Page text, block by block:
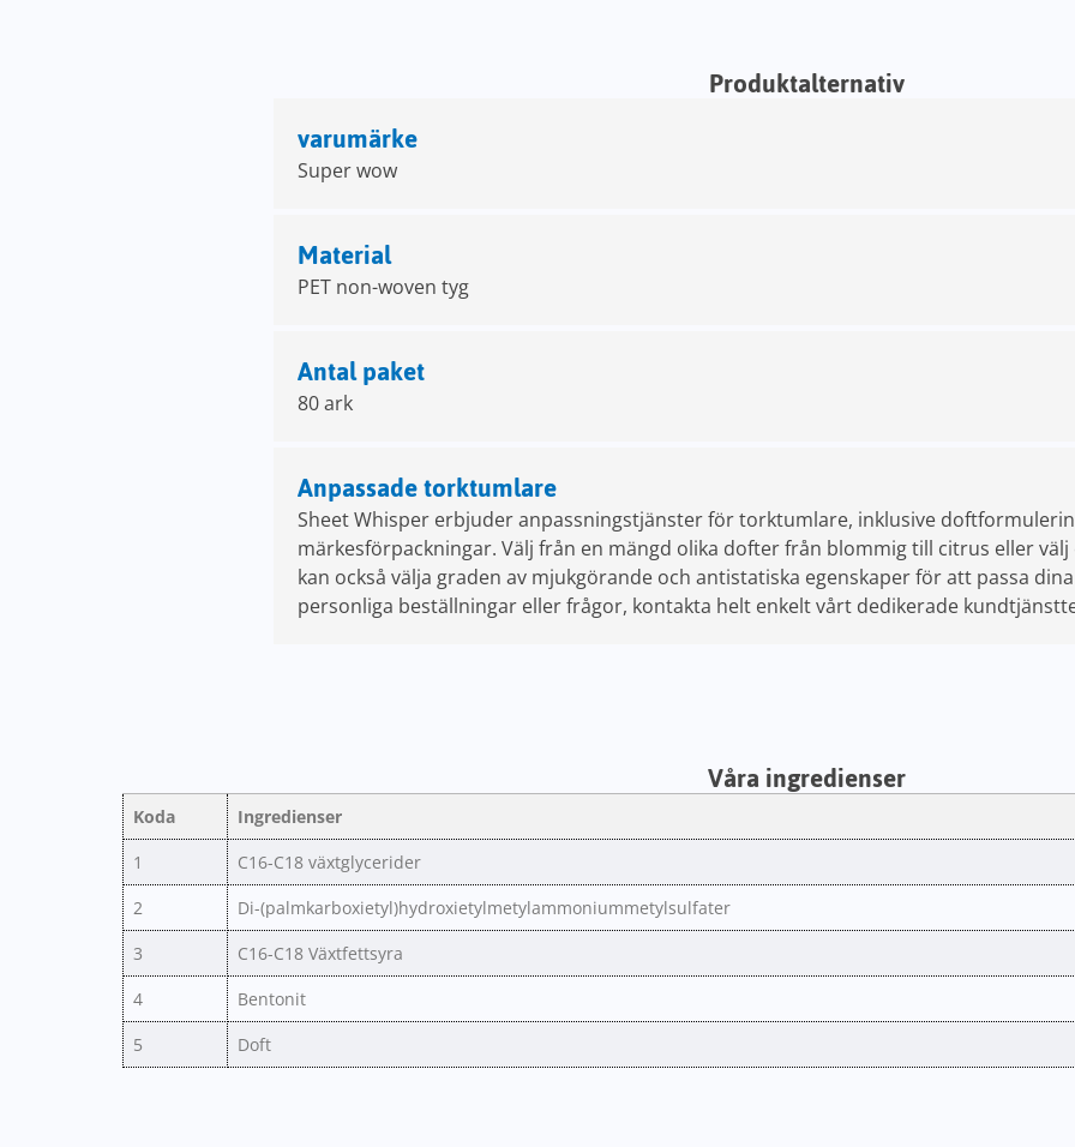
Produktalternativ
varumärke
Super wow
Material
PET non-woven tyg
Antal paket
80 ark
Anpassade torktumlare
Sheet Whisper erbjuder anpassningstjänster för torktumlare, inklusive
märkesförpackningar. Välj från en mängd olika dofter från blommig till citrus eller
kan också välja graden av mjukgörande och antistatiska egenskaper för att passa
personliga beställningar eller frågor, kontakta helt enkelt vårt dedikerade
Våra ingredienser
Koda
Ingredienser
1
C16-C18 växtglycerider
2
Di-(palmkarboxietyl)hydroxietylmetylammoniummetylsulfater
3
C16-C18 Växtfettsyra
4
Bentonit
5
Doft